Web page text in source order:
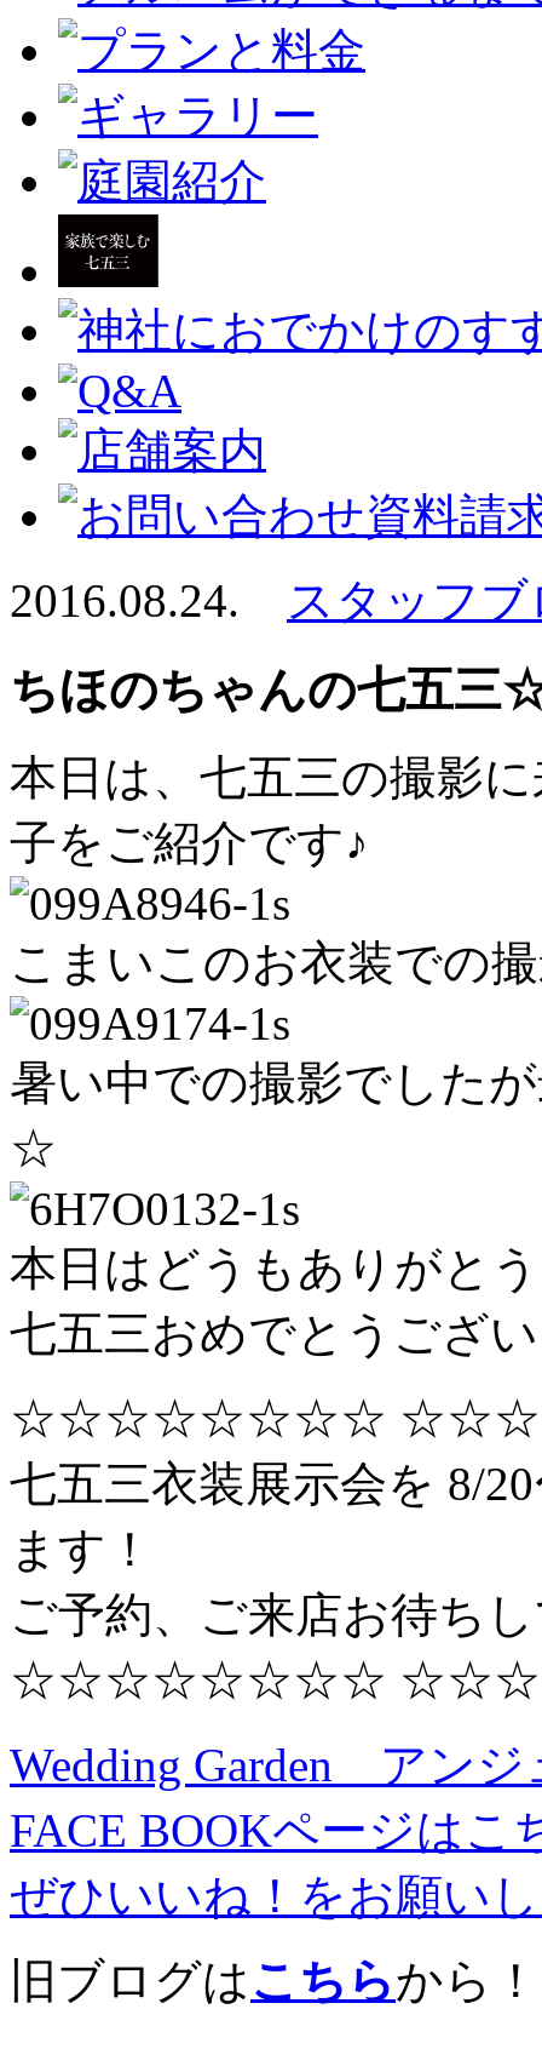
2016.08.24. スタッフブ
ちほのちゃんの七五三
本日は、七五三の撮影
子をご紹介です♪
こまいこのお衣装での
暑い中での撮影でした
☆
本日はどうもありがと
七五三おめでとうござ
☆☆☆☆☆☆☆☆
七五三衣装展示会を 8/
ます！
ご予約、ご来店お待ち
☆☆☆☆☆☆☆☆
Wedding Garden アン
FACE BOOKページはこ
ぜひいいね！をお願い
旧ブログはこちらから！